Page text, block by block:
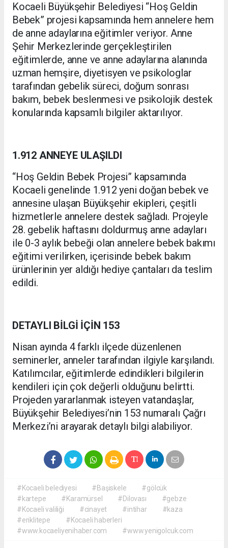
Kocaeli Büyükşehir Belediyesi “Hoş Geldin
Bebek” projesi kapsamında hem annelere hem
de anne adaylarına eğitimler veriyor. Anne
Şehir Merkezlerinde gerçekleştirilen
eğitimlerde, anne ve anne adaylarına alanında
uzman hemşire, diyetisyen ve psikologlar
tarafından gebelik süreci, doğum sonrası
bakım, bebek beslenmesi ve psikolojik destek
konularında kapsamlı bilgiler aktarılıyor.
1.912 ANNEYE ULAŞILDI
“Hoş Geldin Bebek Projesi” kapsamında
Kocaeli genelinde 1.912 yeni doğan bebek ve
annesine ulaşan Büyükşehir ekipleri, çeşitli
hizmetlerle annelere destek sağladı. Projeyle
28. gebelik haftasını doldurmuş anne adayları
ile 0-3 aylık bebeği olan annelere bebek bakımı
eğitimi verilirken, içerisinde bebek bakım
ürünlerinin yer aldığı hediye çantaları da teslim
edildi.
DETAYLI BİLGİ İÇİN 153
Nisan ayında 4 farklı ilçede düzenlenen
seminerler, anneler tarafından ilgiyle karşılandı.
Katılımcılar, eğitimlerde edindikleri bilgilerin
kendileri için çok değerli olduğunu belirtti.
Projeden yararlanmak isteyen vatandaşlar,
Büyükşehir Belediyesi’nin 153 numaralı Çağrı
Merkezi’ni arayarak detaylı bilgi alabiliyor.
#Kocaeli belediyesi #Başiskele
#gölcük
#kartepe
#Karamürsel #Dilovası
#gebze
#Kocaeli valiliği
#cinayet #intihar
#kaza
#eriklitepe
#Kocaeli haberleri
#www.kocaeliyenihaber.com
#www.yenigolcuk.com